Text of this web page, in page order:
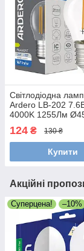
Світлодіодна
Ardero LB-202
4000K 1255Лм
124 ₴ 130 ₴
Купити
Акційні
Суперцена! –10%